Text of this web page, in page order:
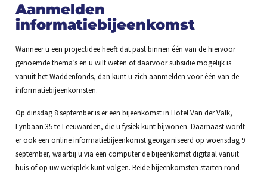
Aanmelden
informatiebijeenkomst
Wanneer u een projectidee heeft dat past binnen één van de hiervoor
genoemde thema’s en u wilt weten of daarvoor subsidie mogelijk is
vanuit het Waddenfonds, dan kunt u zich aanmelden voor één van de
informatiebijeenkomsten.
Op dinsdag 8 september is er een bijeenkomst in Hotel Van der Valk,
Lynbaan 35 te Leeuwarden, die u fysiek kunt bijwonen. Daarnaast wordt
er ook een online informatiebijeenkomst georganiseerd op woensdag 9
september, waarbij u via een computer de bijeenkomst digitaal vanuit
huis of op uw werkplek kunt volgen. Beide bijeenkomsten starten rond